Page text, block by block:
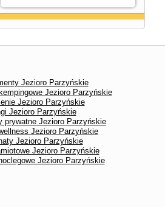
Jezioro Parzyńskie
Jezioro Parzyńskie
Jezioro Parzyńskie
Jezioro Parzyńskie
prywatne Jezioro Parzyńskie
Jezioro Parzyńskie
Jezioro Parzyńskie
Jezioro Parzyńskie
Jezioro Parzyńskie